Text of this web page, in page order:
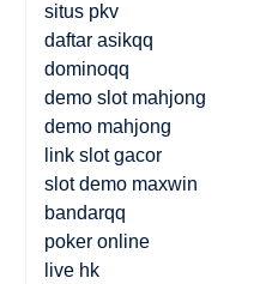
situs pkv
daftar asikqq
dominoqq
demo slot mahjong
demo mahjong
link slot gacor
slot demo maxwin
bandarqq
poker online
live hk